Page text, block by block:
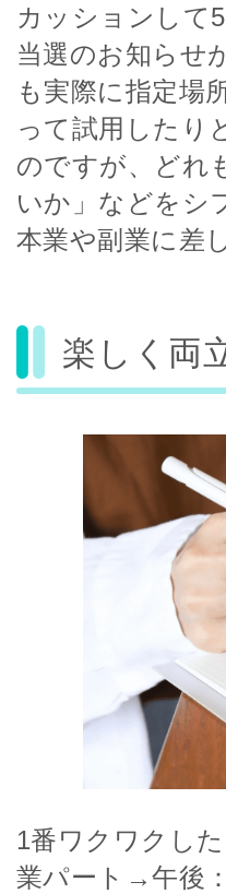
カッションして
当選のお知らせ
も実際に指定場
って試用したり
のですが、どれ
いか」などをシ
本業や副業に差
楽しく両
1番ワクワクし
業パート→午後